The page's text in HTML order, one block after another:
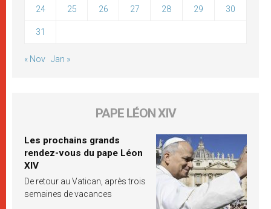
24 25 26 27 28 29 30
31
« Nov Jan »
PAPE LÉON XIV
Les prochains grands
rendez-vous du pape Léon
XIV
De retour au Vatican, après trois
semaines de vacances